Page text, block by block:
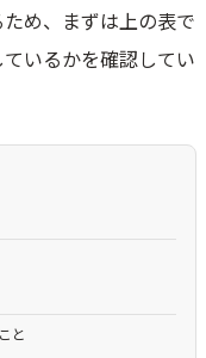
め、まずは上の表で
いるかを確認してい
と